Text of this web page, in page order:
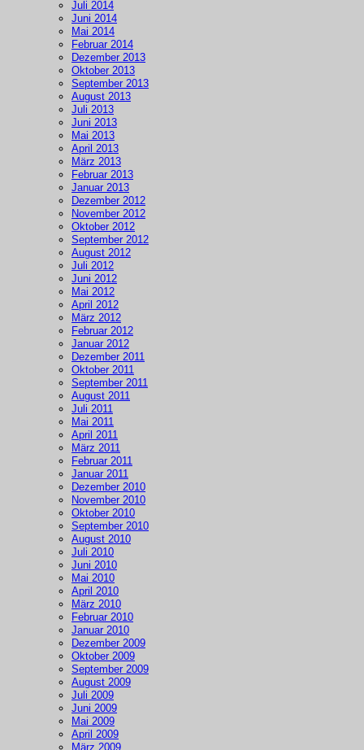
Juli 2014
Juni 2014
Mai 2014
Februar 2014
Dezember 2013
Oktober 2013
September 2013
August 2013
Juli 2013
Juni 2013
Mai 2013
April 2013
März 2013
Februar 2013
Januar 2013
Dezember 2012
November 2012
Oktober 2012
September 2012
August 2012
Juli 2012
Juni 2012
Mai 2012
April 2012
März 2012
Februar 2012
Januar 2012
Dezember 2011
Oktober 2011
September 2011
August 2011
Juli 2011
Mai 2011
April 2011
März 2011
Februar 2011
Januar 2011
Dezember 2010
November 2010
Oktober 2010
September 2010
August 2010
Juli 2010
Juni 2010
Mai 2010
April 2010
März 2010
Februar 2010
Januar 2010
Dezember 2009
Oktober 2009
September 2009
August 2009
Juli 2009
Juni 2009
Mai 2009
April 2009
März 2009